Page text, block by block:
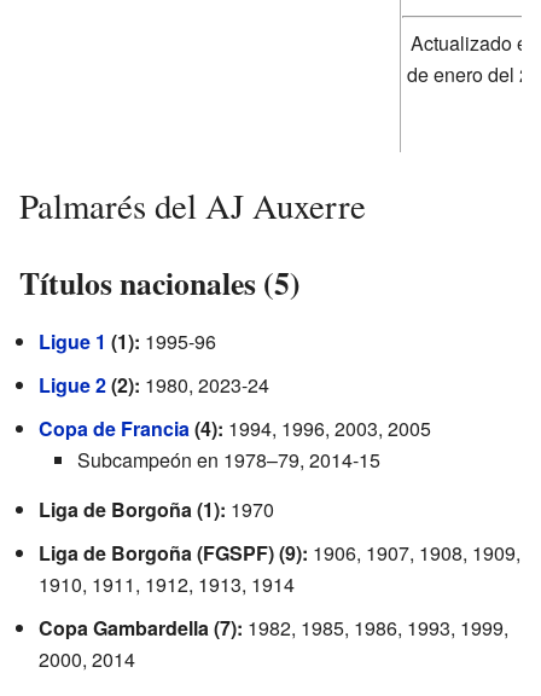
Actualizado el
de enero del
Palmarés del AJ Auxerre
Títulos nacionales (5)
Ligue 1 (1): 1995-96
Ligue 2(2): 1980, 2023-24
Copa de Francia(4): 1994, 1996, 2003, 2005
Subcampeón en 1978–79, 2014-15
Liga de Borgoña (1): 1970
Liga de Borgoña (FGSPF) (9): 1906, 1907, 1908, 1909,
1910, 1911, 1912, 1913, 1914
Copa Gambardella (7): 1982, 1985, 1986, 1993, 1999,
2000, 2014